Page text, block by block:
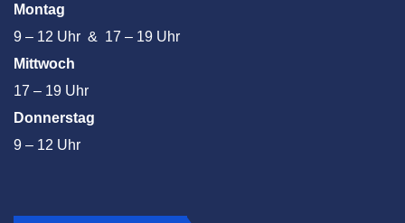
Montag
9 – 12 Uhr & 17 – 19 Uhr
Mittwoch
17 – 19 Uhr
Donnerstag
9 – 12 Uhr